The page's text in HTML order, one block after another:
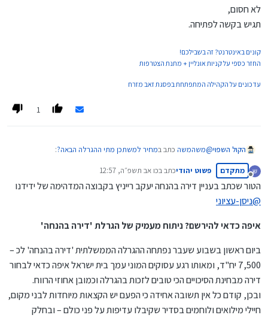
לא חסום,
תגיש בקשה לפתיחה.
קונים באינטרנט? זה בשבילכם!
החזר כספי על קניות אונליין + מתנת הצטרפות
עדכונים על הקהילה המתפתחת בפסגת זאב מזרח
1
הקול השפוי@משהמשה כתב במחיר למשתכן מתי ההגרלה הבאה?:
@גמל-און
תגיש בקשה לפתיחה.
מנותק
מתקדם פשוט יהודיכתב בכו אב תשפ״ה, 12:57
נערך לאחרונה על ידי
הטור שכתב בעניין דירה בהנחה יעקב רייניץ בקבוצה המדהימה של ידידנו
@ניסן-עציוני
איפה כדאי להירשם? ניתוח מעמיק של הגרלת 'דירה בהנחה'
ביום ראשון בשבוע שעבר נפתחה ההגרלה הממשלתית 'דירה בהנחה' לכ –
7,500 יח"ד, ומאותו רגע עסוקים המוני עמך בית ישראל איפה כדאי לבחור
דירה מבחינת הסיכויים הכי טובים לזכות בהגרלה וכמובן אחוזי הרווח.
ובכן, קודם כל אין תשובה אחידה כי הפעם יש הקצאות מיוחדות לבני מקום,
חיילי מילואים ולוחמים בסדיר שקיבלו עדיפות על פני כולם – ובחלק